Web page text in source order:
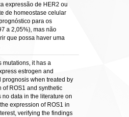
expressão de HER2 ou
de homeostase celular
para os
a 2,05%), mas não
que possa haver uma
mutations, it has a
estrogen and
prognosis when treated by
of ROS1 and synthetic
data in the literature on
expression of ROS1 in
verifying the findings